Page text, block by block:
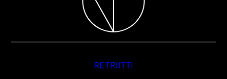
RETRIITTI